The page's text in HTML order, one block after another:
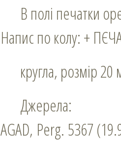
В полі печатки
Напис по колу: +
кругла, розмір
Джерела:
AGAD, Perg. 5367